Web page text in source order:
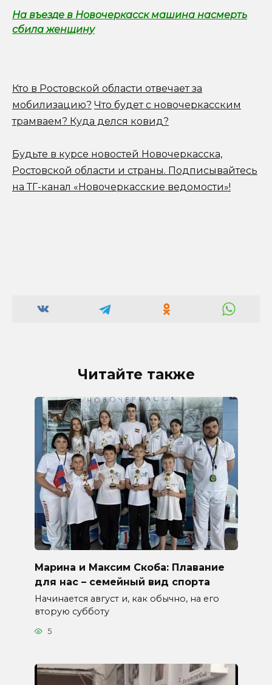
На въезде в Новочеркасск машина насмерть
сбила женщину
Кто в Ростовской области отвечает за
мобилизацию? Что будет с новочеркасским
трамваем? Куда делся ковид?
Будьте в курсе новостей Новочеркасска,
Ростовской области и страны. Подписывайтесь
на ТГ-канал «Новочеркасские ведомости»!
Читайте также
Марина и Максим Скоба: Плавание
для нас – семейный вид спорта
Начинается август и, как обычно, на его
вторую субботу
5